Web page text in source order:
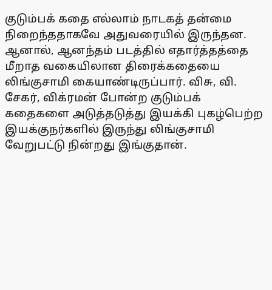
குடும்பக் கதை எல்லாம் நாடகத் தன்மை
நிறைந்ததாகவே அதுவரையில் இருந்தன.
ஆனால், ஆனந்தம் படத்தில் எதார்த்தத்தை
மீறாத வகையிலான திரைக்கதையை
லிங்குசாமி கையாண்டிருப்பார். விசு, வி.
சேகர், விக்ரமன் போன்ற குடும்பக்
கதைகளை அடுத்தடுத்து இயக்கி புகழ்பெற்ற
இயக்குநர்களில் இருந்து லிங்குசாமி
வேறுபட்டு நின்றது இங்குதான்.